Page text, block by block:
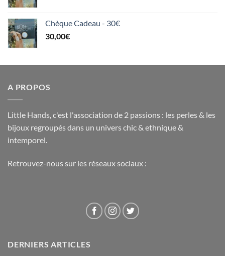
Chèque Cadeau - 30€
30,00€
A PROPOS
Little Hands, c'est l'association de 2 passions : les perles & les
bijoux regroupés dans un univers chic & ethnique &
intemporel.
Retrouvez-nous sur les réseaux sociaux :
DERNIERS ARTICLES